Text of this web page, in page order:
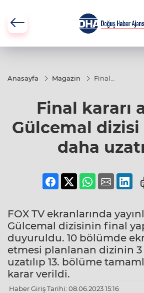
Anasayfa Magazin
Final
dizisi 3
daha
uzatıldı
Final kararı
Gülcemal
daha
FOX TV ekranlarında
Gülcemal dizisinin final
duyuruldu. 10 bölümde
etmesi planlanan dizinin
uzatılıp 13. bölüme
karar verildi.
Haber Giriş Tarihi: 08.06.2023 15:16